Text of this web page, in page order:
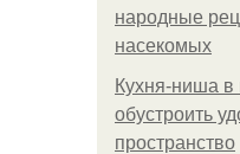
народные
насекомых
Кухня-ниша в
обустроить
пространство